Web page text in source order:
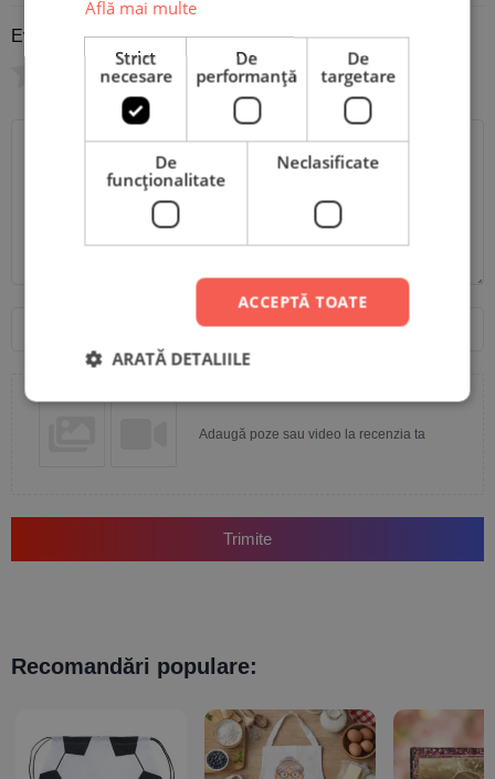
Evaluare *
0/5
Scrie recenzia ta
Email
Adaugă poze sau video la recenzia ta
Trimite
Recomandări populare:
Află mai multe
Strict
necesare
De
performanță
De
targetare
De
funcţionalitate
Neclasificate
ACCEPTĂ TOATE
ARATĂ DETALIILE